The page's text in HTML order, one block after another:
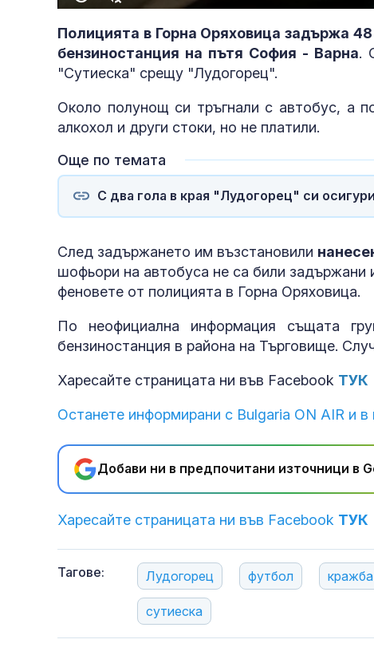
Полицията в Горна Оряховица задържа
бензиностанция на пътя София - Варна.
"Сутиеска" срещу "Лудогорец".
Около полунощ си тръгнали с автобус, а
алкохол и други стоки, но не платили.
Още по темата
С два гола в края "Лудогорец" си
След задържането им възстановили
шофьори на автобуса не са били задържани
феновете от полицията в Горна Оряховица.
По неофициална информация същата
бензиностанция в района на Търговище.
Харесайте страницата ни във Facebook ТУК
Останете информирани с Bulgaria ON AIR и в
Добави ни в предпочитани източници в
Харесайте страницата ни във Facebook ТУК
Тагове: Лудогорец футбол кражба
сутиеска
въздушното
пространство